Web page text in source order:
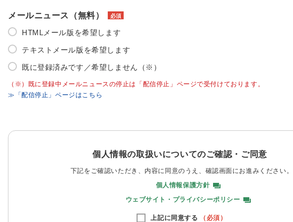
メールニュース（無料） 必須
HTMLメール版を希望します
テキストメール版を希望します
既に登録済みです／希望しません（※）
（※）既に登録中メールニュースの停止は「配信停止」ページで受付けております。
≫「配信停止」ページはこちら
個人情報の取扱いについてのご確認・ご同意
下記をご確認いただき、内容に同意のうえ、 確認画面にお進みください。
個人情報保護方針
ウェブサイト・プライバシーポリシー
上記に同意する （必須）